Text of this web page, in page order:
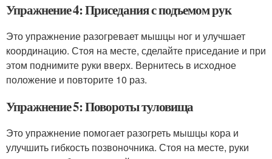
Упражнение 4: Приседания с подъемом рук
Это упражнение разогревает мышцы ног и улучшает
координацию. Стоя на месте, сделайте приседание и при
этом поднимите руки вверх. Вернитесь в исходное
положение и повторите 10 раз.
Упражнение 5: Повороты туловища
Это упражнение помогает разогреть мышцы кора и
улучшить гибкость позвоночника. Стоя на месте, руки